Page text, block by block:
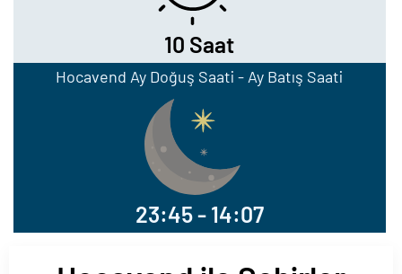
10 Saat
Hocavend Ay Doğuş Saati - Ay Batış Saati
23:45 - 14:07